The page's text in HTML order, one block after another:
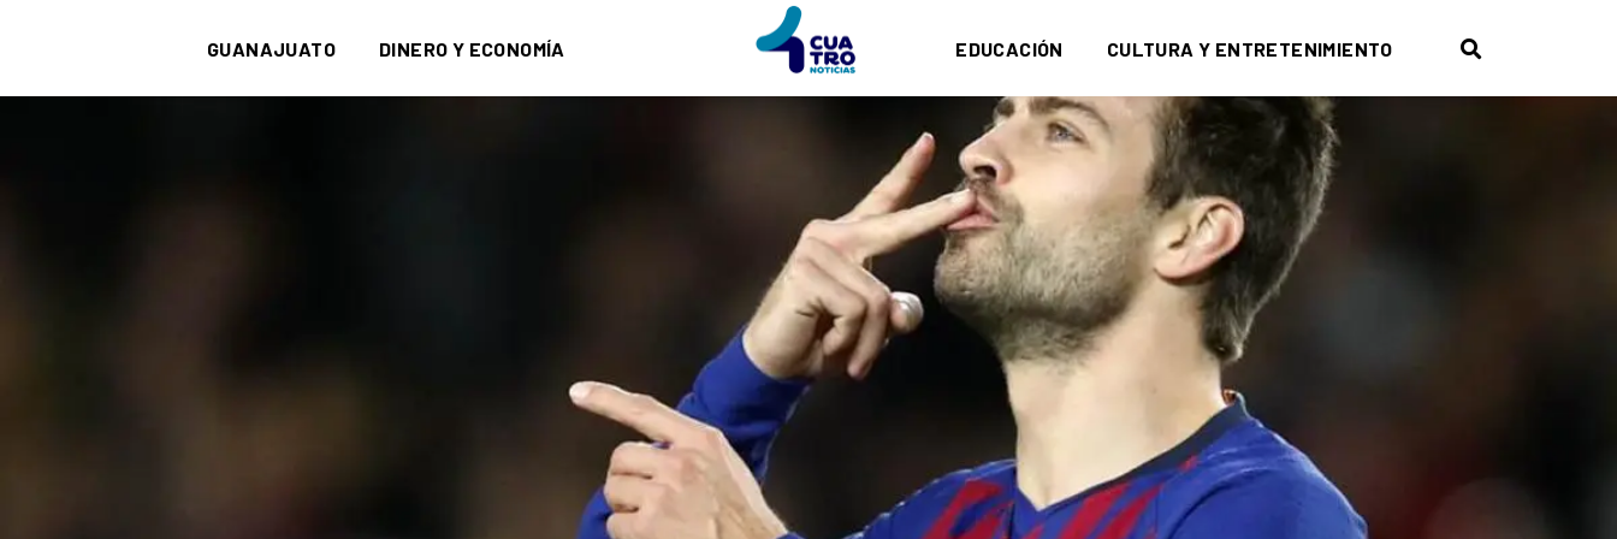
GUANAJUATO DINERO Y ECONOMÍA EDUCACIÓN CULTURA Y ENTRETENIMIENTO